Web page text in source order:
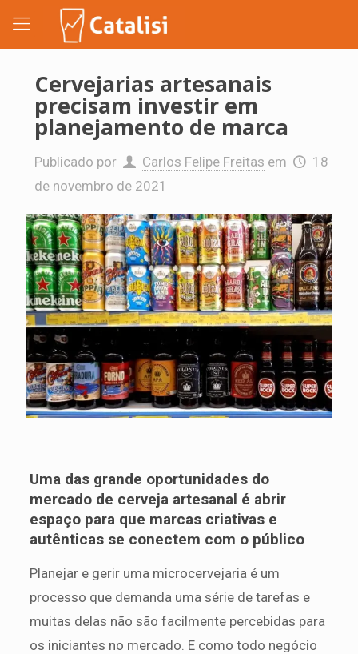
Cervejarias artesanais
precisam investir em
planejamento de marca
Publicado por Carlos Felipe Freitas em
18
de novembro de 2021
Uma das grande oportunidades do
mercado de cerveja artesanal é abrir
espaço para que marcas criativas e
autênticas se conectem com o público
Planejar e gerir uma microcervejaria é um
processo que demanda uma série de tarefas e
muitas delas não são facilmente percebidas para
os iniciantes no mercado. E como todo negócio